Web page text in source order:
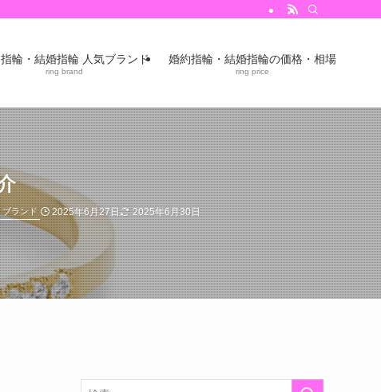
輪・結婚指輪 人気ブランド
ring brand
婚約指輪・結婚指輪の価格・相場
ring price
ブランド 2025年6月27日
2025年6月30日